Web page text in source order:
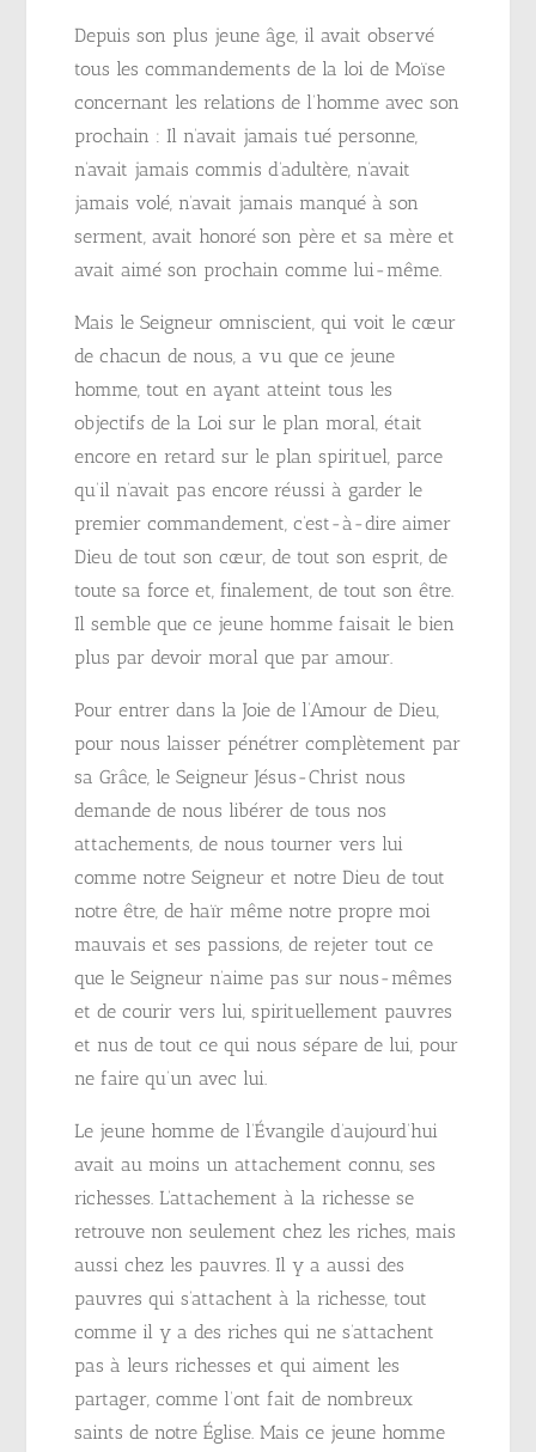
Depuis son plus jeune âge, il avait observé
tous les commandements de la loi de Moïse
concernant les relations de l’homme avec son
prochain : Il n’avait jamais tué personne,
n’avait jamais commis d’adultère, n’avait
jamais volé, n’avait jamais manqué à son
serment, avait honoré son père et sa mère et
avait aimé son prochain comme lui-même.
Mais le Seigneur omniscient, qui voit le cœur
de chacun de nous, a vu que ce jeune
homme, tout en ayant atteint tous les
objectifs de la Loi sur le plan moral, était
encore en retard sur le plan spirituel, parce
qu’il n’avait pas encore réussi à garder le
premier commandement, c’est-à-dire aimer
Dieu de tout son cœur, de tout son esprit, de
toute sa force et, finalement, de tout son être.
Il semble que ce jeune homme faisait le bien
plus par devoir moral que par amour.
Pour entrer dans la Joie de l’Amour de Dieu,
pour nous laisser pénétrer complètement par
sa Grâce, le Seigneur Jésus-Christ nous
demande de nous libérer de tous nos
attachements, de nous tourner vers lui
comme notre Seigneur et notre Dieu de tout
notre être, de haïr même notre propre moi
mauvais et ses passions, de rejeter tout ce
que le Seigneur n’aime pas sur nous-mêmes
et de courir vers lui, spirituellement pauvres
et nus de tout ce qui nous sépare de lui, pour
ne faire qu’un avec lui.
Le jeune homme de l’Évangile d’aujourd’hui
avait au moins un attachement connu, ses
richesses. L’attachement à la richesse se
retrouve non seulement chez les riches, mais
aussi chez les pauvres. Il y a aussi des
pauvres qui s’attachent à la richesse, tout
comme il y a des riches qui ne s’attachent
pas à leurs richesses et qui aiment les
partager, comme l’ont fait de nombreux
saints de notre Église. Mais ce jeune homme